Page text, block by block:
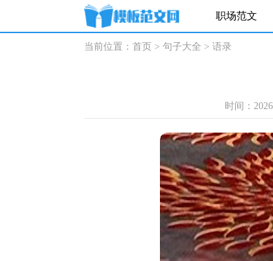
职场范文
当前位置： 首页 > 句子大全 > 语录
时间：